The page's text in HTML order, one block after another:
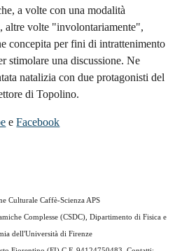
a volte con una modalità
altre volte "involontariamente",
concepita per fini di intrattenimento
stimolare una discussione. Ne
natalizia con due protagonisti del
di Topolino.
e Facebook
Culturale Caffè-Scienza APS
Complesse (CSDC), Dipartimento di Fisica e
dell'Università di Firenze